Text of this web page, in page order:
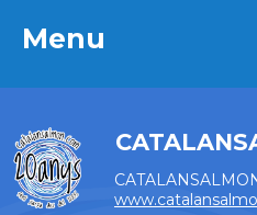
Menu
Menu